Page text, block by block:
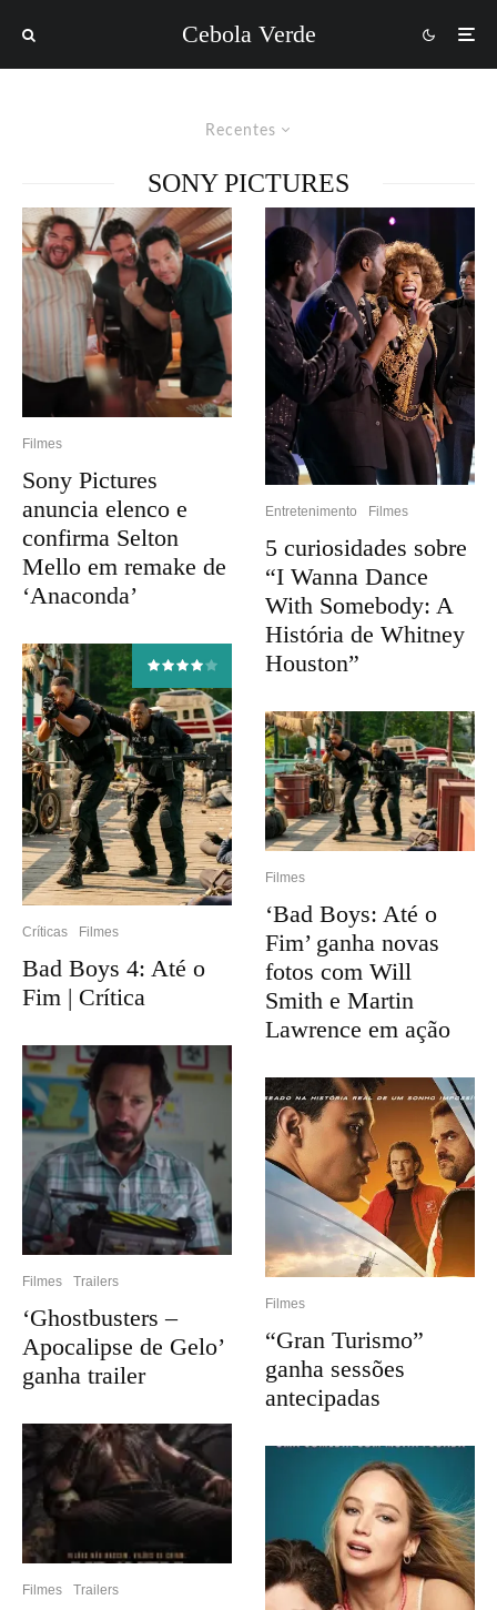
Cebola Verde
Recentes
SONY PICTURES
Filmes
Sony Pictures
anuncia elenco e
confirma Selton
Mello em remake de
‘Anaconda’
Críticas Filmes
Bad Boys 4: Até o
Fim | Crítica
Filmes Trailers
‘Ghostbusters –
Apocalipse de Gelo’
ganha trailer
Filmes Trailers
Entretenimento Filmes
5 curiosidades sobre
“I Wanna Dance
With Somebody: A
História de Whitney
Houston”
Filmes
‘Bad Boys: Até o
Fim’ ganha novas
fotos com Will
Smith e Martin
Lawrence em ação
Filmes
“Gran Turismo”
ganha sessões
antecipadas